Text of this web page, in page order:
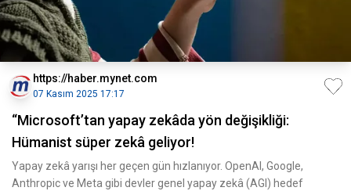
https://haber.mynet.com
07 Kasım 2025 17:17
“Microsoft’tan yapay zekâda yön değişikliği:
Hümanist süper zekâ geliyor!
Yapay zekâ yarışı her geçen gün hızlanıyor. OpenAI, Google,
Anthropic ve Meta gibi devler genel yapay zekâ (AGI) hedef